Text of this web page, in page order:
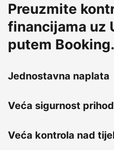
Preuzmite
financijama uz
putem
Jednostavna naplata
Veća sigurnost
Veća kontrola nad